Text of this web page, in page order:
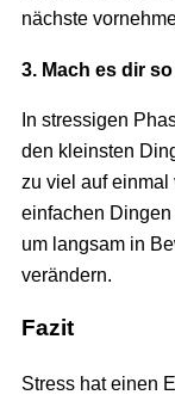
nächste
3. Mach es dir
In stressigen
den kleinsten
zu viel auf einmal
einfachen
um langsam in
verändern.
Fazit
Stress hat einen